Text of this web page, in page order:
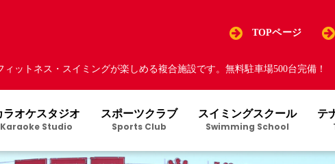
TOPページ
ットネス・スイミングが楽しめる複合施設です。無料駐車場500台完備！
ラオケスタジオ
Karaoke Studio
スポーツクラブ
Sports Club
スイミングスクール
Swimming School
テ